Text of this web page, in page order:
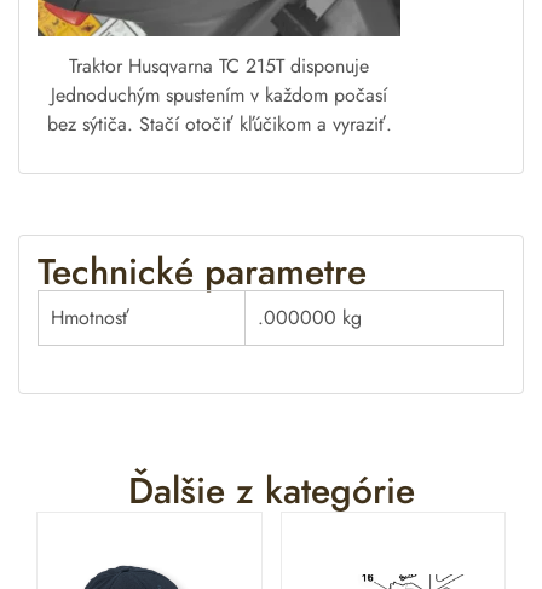
Traktor Husqvarna TC 215T disponuje
Jednoduchým spustením v každom počasí
bez sýtiča. Stačí otočiť kľúčikom a vyraziť.
Technické parametre
Hmotnosť .000000 kg
Ďalšie z kategórie